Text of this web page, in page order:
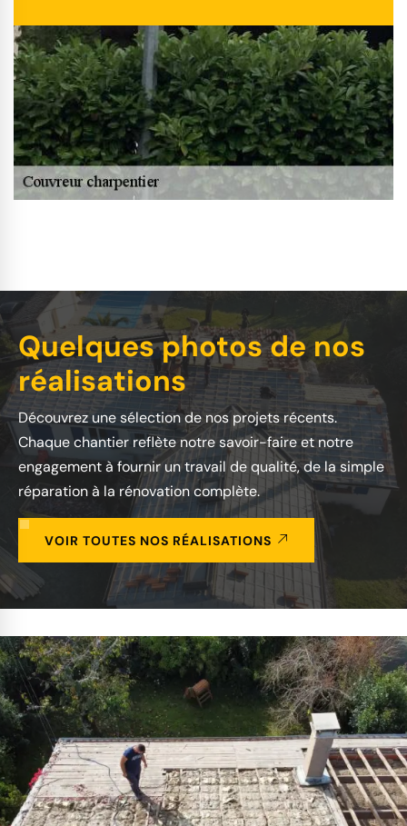
Quelques photos de nos
réalisations
Découvrez une sélection de nos projets récents.
Chaque chantier reflète notre savoir-faire et notre
engagement à fournir un travail de qualité, de la simple
réparation à la rénovation complète.
VOIR TOUTES NOS RÉALISATIONS